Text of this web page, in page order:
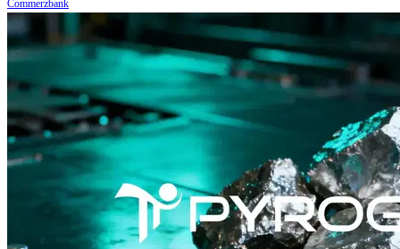
Commerzbank